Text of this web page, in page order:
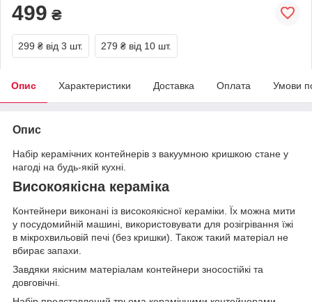
499 ₴
299 ₴ від 3 шт. 279 ₴ від 10 шт.
Опис Характеристики Доставка Оплата Умови
Опис
Набір керамічних контейнерів з вакуумною кришкою стане у
нагоді на будь-якій кухні.
Високоякісна кераміка
Контейнери виконані із високоякісної кераміки. Їх можна мити
у посудомийній машині, використовувати для розігрівання їжі
в мікрохвильовій печі (без кришки). Також такий матеріал не
вбирає запахи.
Завдяки якісним матеріалам контейнери зносостійкі та
довговічні.